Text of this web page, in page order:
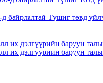
байрлалтай Түшиг төвд
их дэлгүүрийн баруун
их дэлгүүрийн баруун